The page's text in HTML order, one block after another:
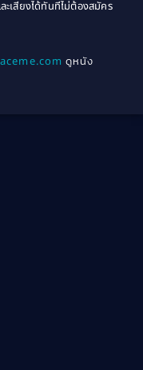
เสียงได้ทันทีไม่ต้องสมัคร
ดูหนัง